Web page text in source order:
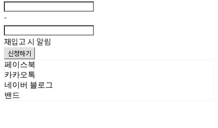
-
재입고 시 알림
신청하기
페이스북
카카오톡
네이버 블로그
밴드